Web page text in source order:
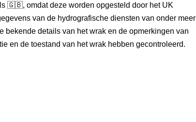
🇬🇧, omdat deze worden opgesteld door het UK
van de hydrografische diensten van onder meer
bekende details van het wrak en de opmerkingen van
en de toestand van het wrak hebben gecontroleerd.